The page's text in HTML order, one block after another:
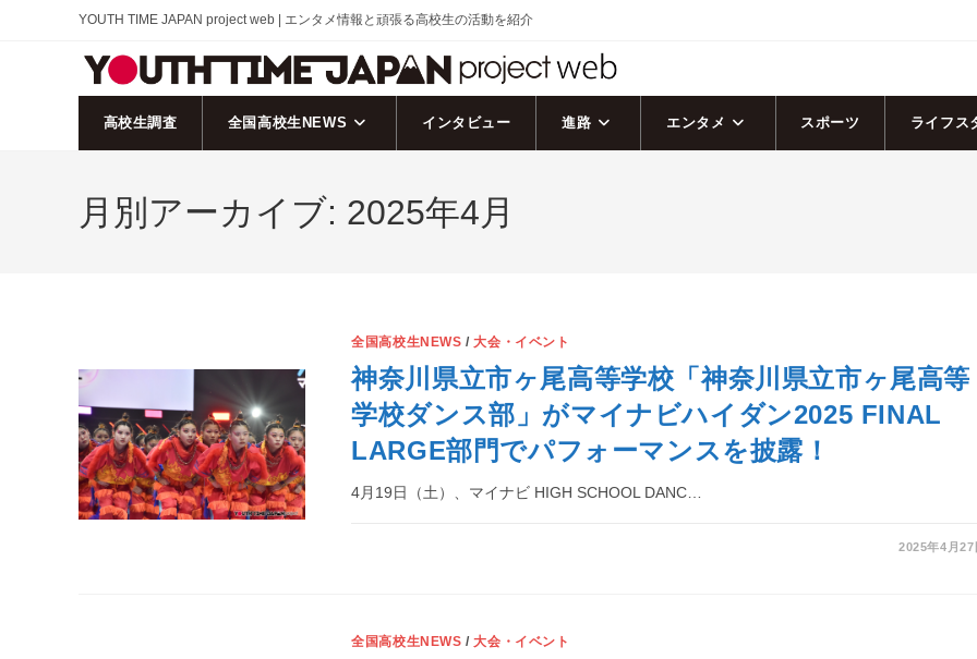
YOUTH TIME JAPAN project web | エンタメ情報と頑張る高校生の活動を紹介
高校生調査 全国高校生NEWS インタビュー 進路 エンタメ スポーツ ライフス
月別アーカイブ: 2025年4月
全国高校生NEWS /大会・イベント
神奈川県立市ヶ尾高等学校「神奈川県立市ヶ尾高等
学校ダンス部」がマイナビハイダン2025 FINAL
LARGE部門でパフォーマンスを披露！
4月19日（土）、マイナビ HIGH SCHOOL DANC…
2025年4月27
全国高校生NEWS /大会・イベント